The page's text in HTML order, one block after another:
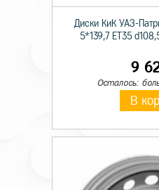
Диски КиК УАЗ-
5*139,7 ET35
9
Осталось:
В